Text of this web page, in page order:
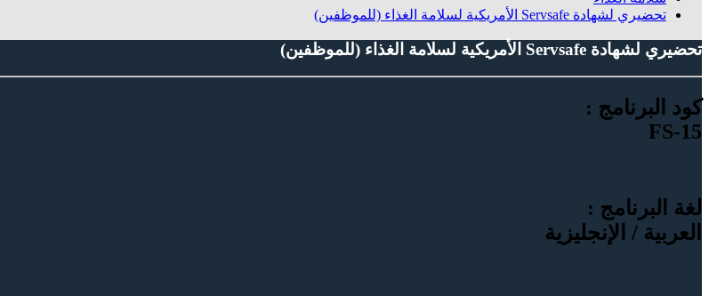
تحضيري لشهادة Servsafe الأمريكية لسلامة الغذاء (للموظفين)
تحضيري لشهادة Servsafe الأمريكية لسلامة الغذاء (للموظفين)
كود البرنامج :
FS-15
لغة البرنامج :
العربية / الإنجليزية